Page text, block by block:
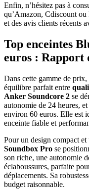
Enfin, n’hésitez pas à
qu’Amazon, Cdiscount
et des avis clients récents
Top enceintes
euros : Rapport
Dans cette gamme de
équilibre parfait entre
Anker Soundcore 2 se
autonomie de 24 heures,
environ 60 euros. Elle est
enceinte fiable et
Pour un design compact
Soundbox Pro se
son riche, une autonomie
éclaboussures, parfaite
déplacements. Sa
budget raisonnable.